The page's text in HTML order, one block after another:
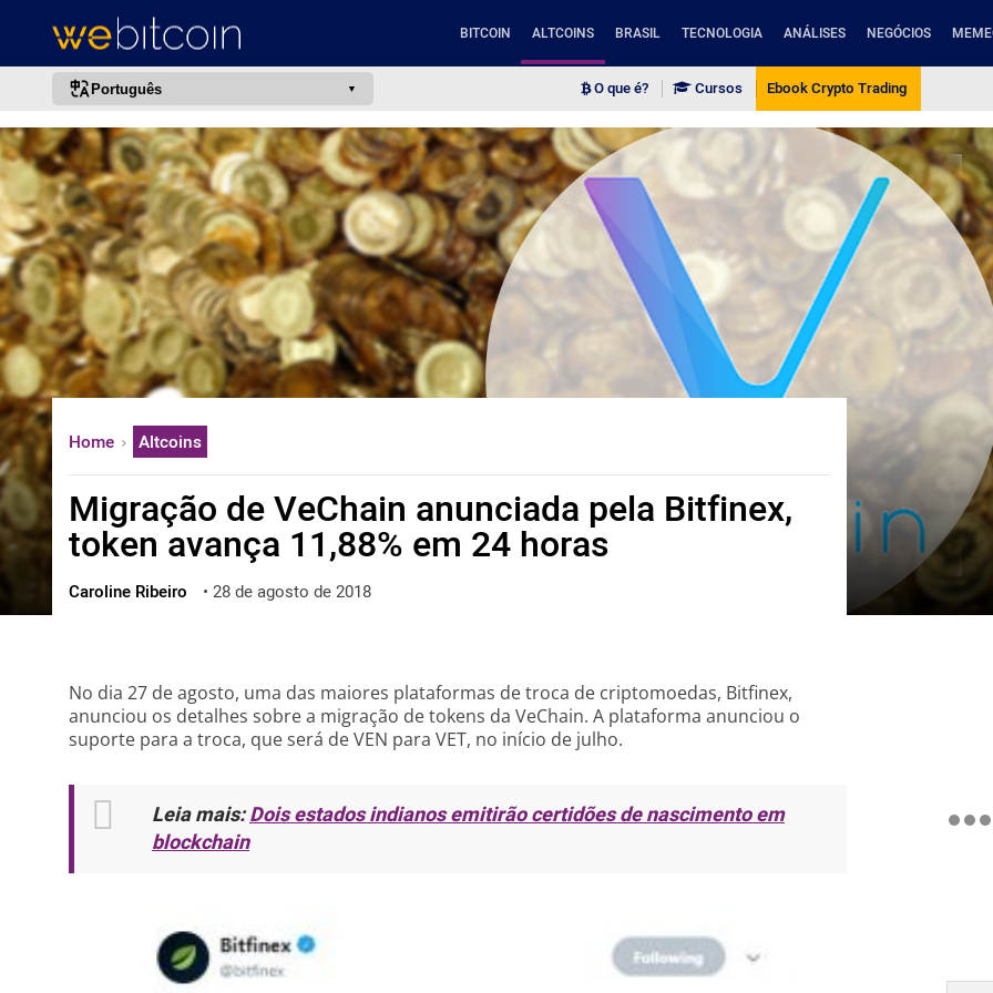
BITCOIN ALTCOINS BRASIL TECNOLOGIA ANÁLISES NEGÓCIOS
Português
português (BR)
english
español
français
italiano
deutsch
日本語
中文
한국어
العربية
ไทย
ქართული
O que é? Cursos Ebook Crypto Trading
Home Altcoins
Migração de VeChain anunciada pela Bitfinex,
token avança 11,88% em 24 horas
Caroline Ribeiro • 28 de agosto de 2018
No dia 27 de agosto, uma das maiores plataformas de troca de criptomoedas, Bitfinex,
anunciou os detalhes sobre a migração de tokens da VeChain. A plataforma anunciou o
suporte para a troca, que será de VEN para VET, no início de julho.
Leia mais:Dois estados indianos emitirão certidões de nascimento em
blockchain